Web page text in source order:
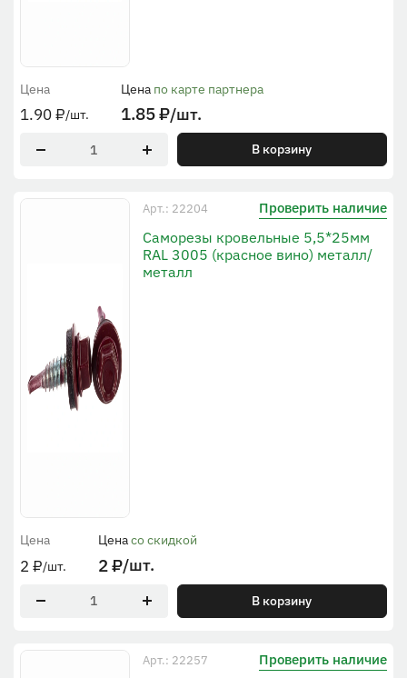
Цена
1.90₽/шт.
Цена по карте партнера
1.85₽/шт.
В корзину
Арт.: 22204 Проверить наличие
Саморезы кровельные 5,5*25мм
RAL 3005 (красное вино) металл/
металл
Цена
2 ₽/шт.
Ценасо скидкой
2₽/шт.
В корзину
Арт.: 22257 Проверить наличие